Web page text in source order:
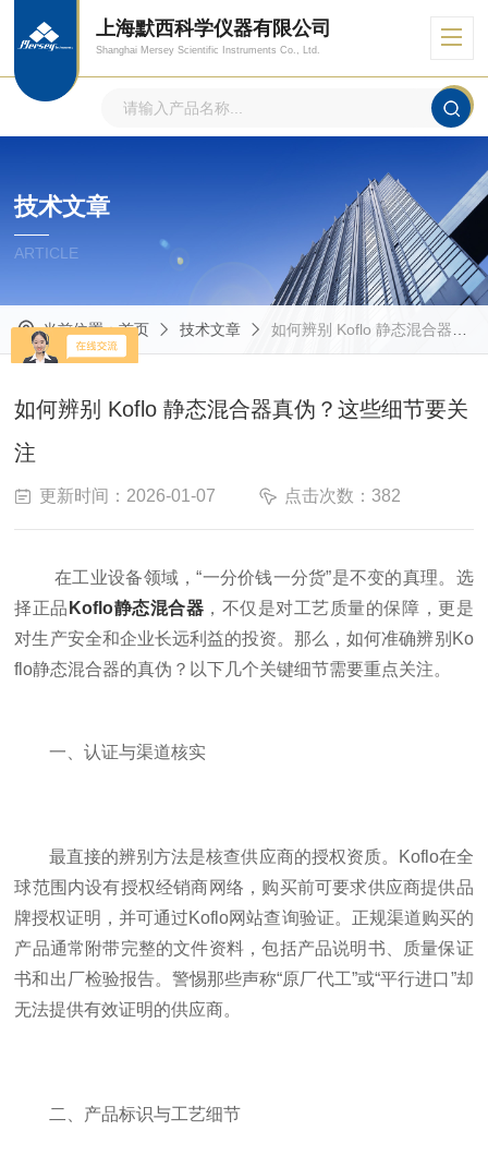
上海默西科学仪器有限公司
Shanghai Mersey Scientific Instruments Co., Ltd.
技术文章
ARTICLE
当前位置：首页 技术文章 如何辨别 Koflo 静态混合器真伪？这些细节要关注
如何辨别 Koflo 静态混合器真伪？这些细节要关
注
更新时间：2026-01-07 点击次数：382
在工业设备领域，“一分价钱一分货”是不变的真理。选
择正品 Koflo静态混合器 ，不仅是对工艺质量的保障，更是
对生产安全和企业长远利益的投资。那么，如何准确辨别Ko
flo静态混合器的真伪？以下几个关键细节需要重点关注。
一、认证与渠道核实
最直接的辨别方法是核查供应商的授权资质。Koflo在全
球范围内设有授权经销商网络，购买前可要求供应商提供品
牌授权证明，并可通过Koflo网站查询验证。正规渠道购买的
产品通常附带完整的文件资料，包括产品说明书、质量保证
书和出厂检验报告。警惕那些声称“原厂代工”或“平行进口”却
无法提供有效证明的供应商。
二、产品标识与工艺细节